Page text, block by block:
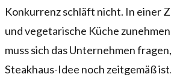
Konkurrenz schläft nicht. In einer
und vegetarische Küche
muss sich das Unternehmen
Steakhaus-Idee noch zeitgemäß